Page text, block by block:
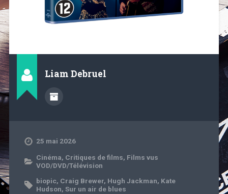
Liam Debruel
25 mai 2026
Cinéma, Critiques de films, Films vus
VOD/DVD/Télévision
biopic, Craig Brewer, Hugh Jackman, Kate
Hudson, Sur un air de blues